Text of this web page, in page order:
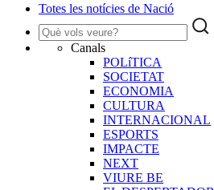
Totes les notícies de Nació
Canals
POLíTICA
SOCIETAT
ECONOMIA
CULTURA
INTERNACIONAL
ESPORTS
IMPACTE
NEXT
VIURE BE